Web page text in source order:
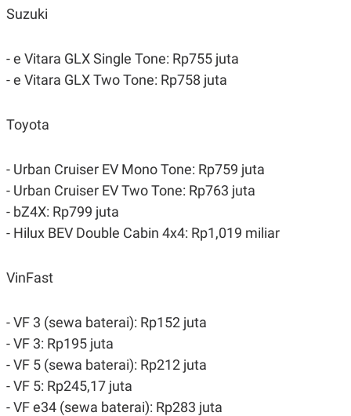
Suzuki
- e Vitara GLX Single Tone: Rp755 juta
- e Vitara GLX Two Tone: Rp758 juta
Toyota
- Urban Cruiser EV Mono Tone: Rp759 juta
- Urban Cruiser EV Two Tone: Rp763 juta
- bZ4X: Rp799 juta
- Hilux BEV Double Cabin 4x4: Rp1,019 miliar
VinFast
- VF 3 (sewa baterai): Rp152 juta
- VF 3: Rp195 juta
- VF 5 (sewa baterai): Rp212 juta
- VF 5: Rp245,17 juta
- VF e34 (sewa baterai): Rp283 juta